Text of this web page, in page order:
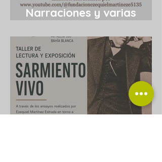
Narraciones y varias